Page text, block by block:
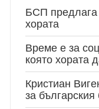
и експертност в
БСП
хората
Време е за
която хората
Кристиан
за българския